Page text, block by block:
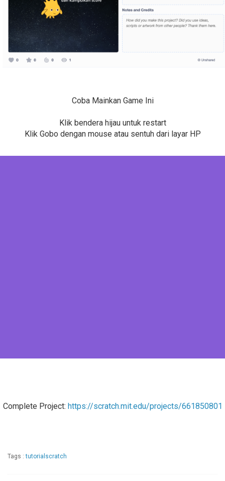
Coba Mainkan Game Ini
Klik bendera hijau untuk restart
Klik Gobo dengan mouse atau sentuh dari layar HP
Complete Project: https://scratch.mit.edu/projects/661850801
Tags :tutorialscratch